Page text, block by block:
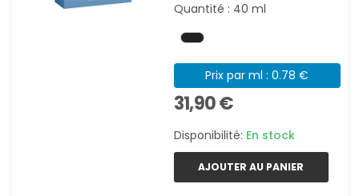
Quantité : 40 ml
Prix par ml : 0.78 €
31,90 €
Disponibilité: En stock
AJOUTER AU PANIER